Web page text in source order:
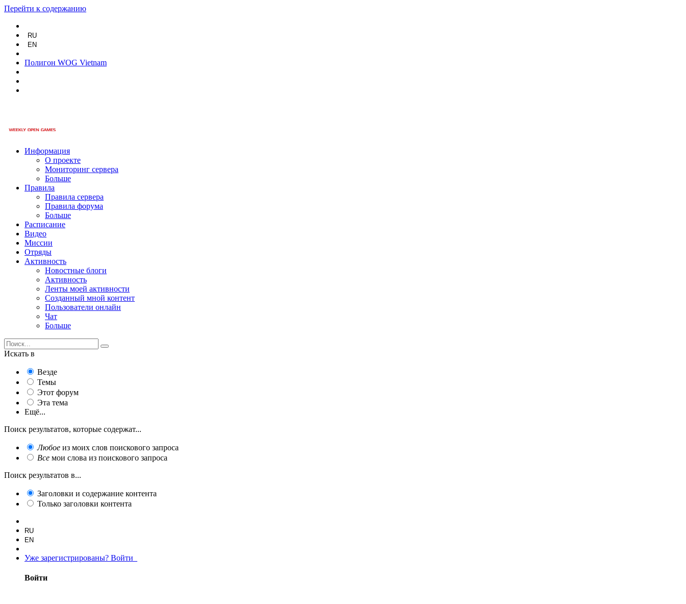
Перейти к содержанию
RU
EN
Полигон WOG Vietnam
Информация
О проекте
Мониторинг сервера
Больше
Правила
Правила сервера
Правила форума
Больше
Расписание
Видео
Миссии
Отряды
Активность
Новостные блоги
Активность
Ленты моей активности
Созданный мной контент
Пользователи онлайн
Чат
Больше
Искать в
Везде
Темы
Этот форум
Эта тема
Ещё...
Поиск результатов, которые содержат...
Любое из моих слов поискового запроса
Все мои слова из поискового запроса
Поиск результатов в...
Заголовки и содержание контента
Только заголовки контента
RU
EN
Уже зарегистрированы? Войти
Войти